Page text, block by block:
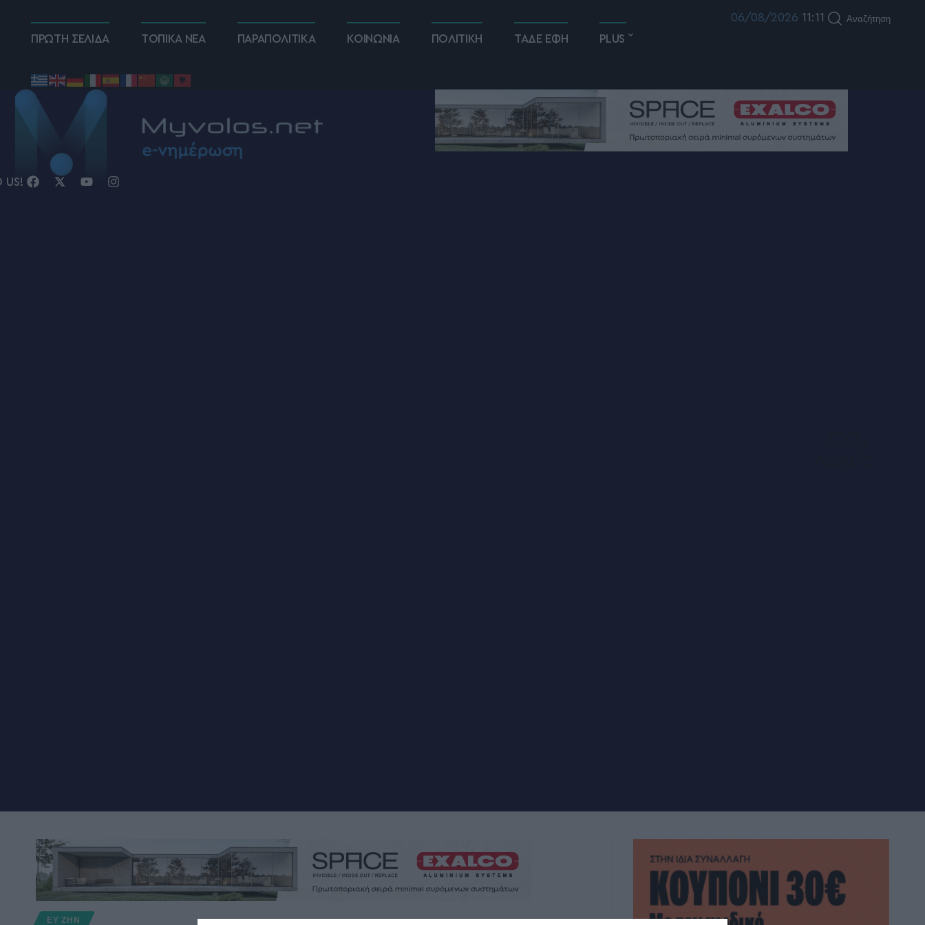
ΠΡΩΤΗ ΣΕΛΙΔΑ ΤΟΠΙΚΑ ΝΕΑ ΠΑΡΑΠΟΛΙΤΙΚΑ ΚΟΙΝΩΝΙΑ ΠΟΛΙΤΙΚΗ ΤΑΔΕ ΕΦΗ PLUS
06/08/2026 11:11 Αναζήτηση
US!
ΕΥ ΖΗΝ